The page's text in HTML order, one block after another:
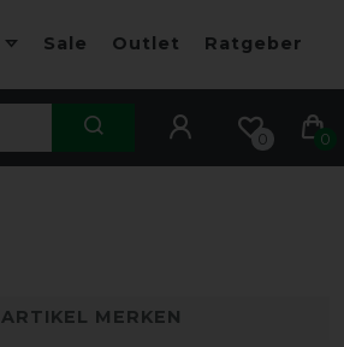
Sale Outlet Ratgeber
0 0
ARTIKEL MERKEN